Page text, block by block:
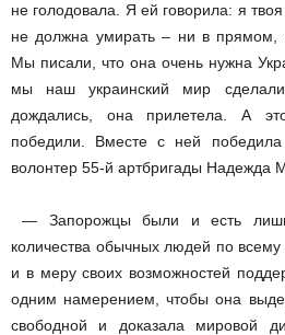
не голодовала. Я ей говорила: я
не должна умирать – ни в прямом,
Мы писали, что она очень нужна
мы наш украинский мир
дождались, она прилетела. А
победили. Вместе с ней
волонтер 55-й артбригады Надежда
— Запорожцы были и есть лишь
количества обычных людей по
и в меру своих возможностей
одним намерением, чтобы она
свободной и доказала мировой